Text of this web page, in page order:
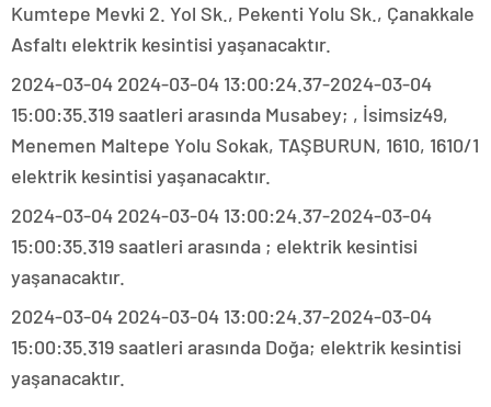
Kumtepe Mevki 2. Yol Sk., Pekenti Yolu Sk., Çanakkale
Asfaltı elektrik kesintisi yaşanacaktır.
2024-03-04 2024-03-04 13:00:24.37-2024-03-04
15:00:35.319 saatleri arasında Musabey; , İsimsiz49,
Menemen Maltepe Yolu Sokak, TAŞBURUN, 1610, 1610/1
elektrik kesintisi yaşanacaktır.
2024-03-04 2024-03-04 13:00:24.37-2024-03-04
15:00:35.319 saatleri arasında ; elektrik kesintisi
yaşanacaktır.
2024-03-04 2024-03-04 13:00:24.37-2024-03-04
15:00:35.319 saatleri arasında Doğa; elektrik kesintisi
yaşanacaktır.